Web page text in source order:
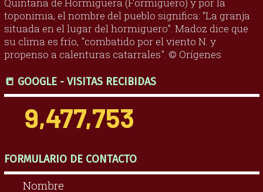
toponimia, el nombre del pueblo significa: “La granja
situada en el lugar del hormiguero”. Madoz dice que
su clima es frío, "combatido por el viento N. y
propenso a calenturas catarrales". © Orígenes
📒 GOOGLE - VISITAS RECIBIDAS
9,477,753
FORMULARIO DE CONTACTO
Nombre